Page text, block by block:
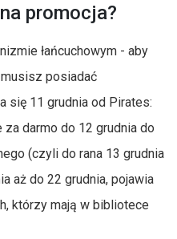
promocja?
łańcuchowym - aby
posiadać
się 11 grudnia od Pirates:
darmo do 12 grudnia do
(czyli do rana 13 grudnia
aż do 22 grudnia, pojawia
którzy mają w bibliotece